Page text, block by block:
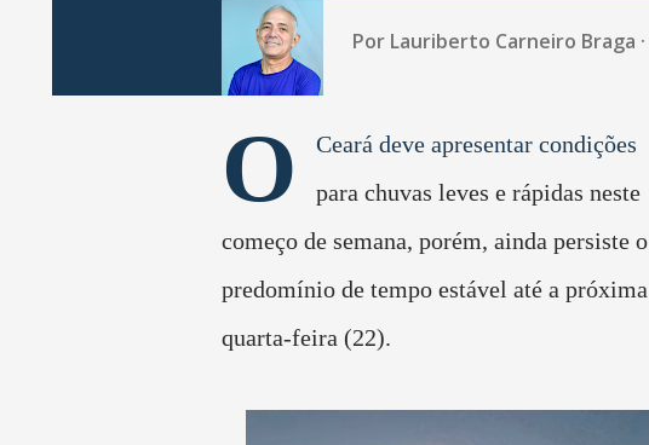
Por Lauriberto Carneiro Braga
O
Ceará deve apresentar condições
para chuvas leves e rápidas neste
começo de semana, porém, ainda persiste o
predomínio de tempo estável até a próxima
quarta-feira (22).